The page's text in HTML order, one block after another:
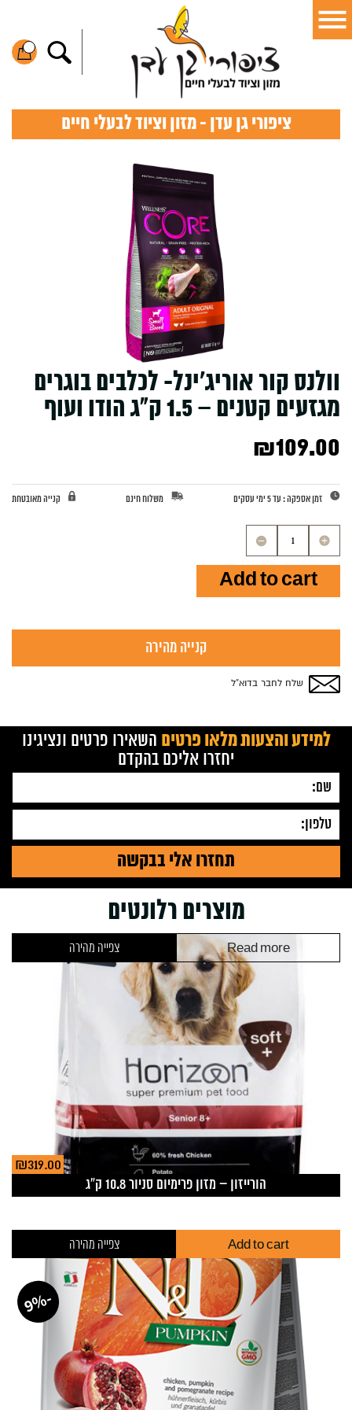
ציפורי גן עדן - מזון וציוד לבעלי חיים
וולנס קור אוריג’ינל- לכלבים בוגרים
מגזעים קטנים – 1.5 ק”ג הודו ועוף
₪109.00
זמן אספקה : עד 5 ימי עסקים משלוח חינם קנייה מאובטחת
1.5
ק"ג
Add to cart
קנייה מהירה
שלח לחבר בדוא”ל
למידע והצעות מלאו פרטים השאירו פרטים ונציגינו
יחזרו אליכם בהקדם
מוצרים רלונטים
הורייזון – מזון פרימיום סניור 10.8 ק”ג
₪319.00
Read more צפייה מהירה
-
9
%
Add to cart צפייה מהירה